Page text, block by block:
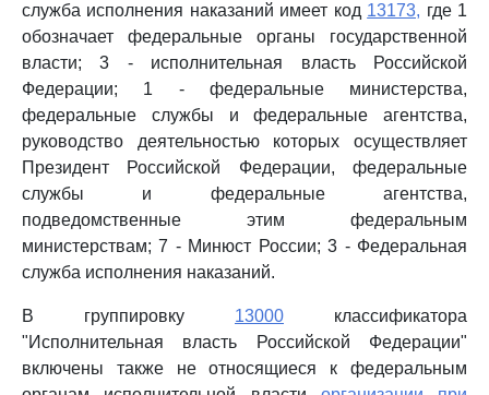
служба исполнения наказаний имеет код 13173, где 1
обозначает федеральные органы государственной
власти; 3 - исполнительная власть Российской
Федерации; 1 - федеральные министерства,
федеральные службы и федеральные агентства,
руководство деятельностью которых осуществляет
Президент Российской Федерации, федеральные
службы и федеральные агентства,
подведомственные этим федеральным
министерствам; 7 - Минюст России; 3 - Федеральная
служба исполнения наказаний.
В группировку 13000 классификатора
"Исполнительная власть Российской Федерации"
включены также не относящиеся к федеральным